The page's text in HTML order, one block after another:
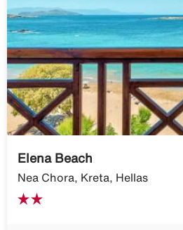
Elena Beach
Nea Chora, Kreta, Hellas